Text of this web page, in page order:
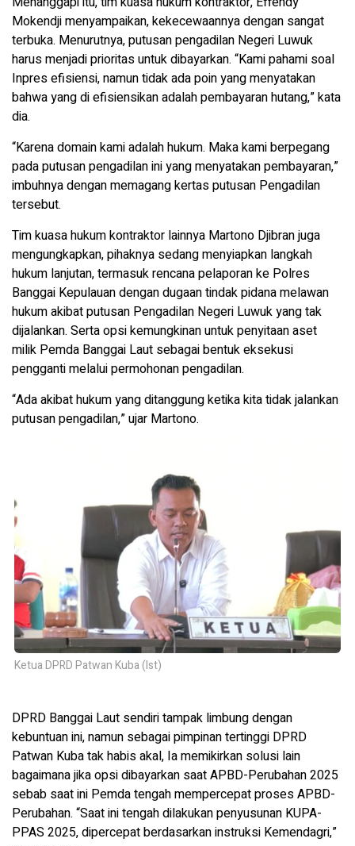
Mokendji menyampaikan, kekecewaannya dengan sangat
terbuka. Menurutnya, putusan pengadilan Negeri Luwuk
harus menjadi prioritas untuk dibayarkan. “Kami pahami soal
Inpres efisiensi, namun tidak ada poin yang menyatakan
bahwa yang di efisiensikan adalah pembayaran hutang,” kata
dia.
“Karena domain kami adalah hukum. Maka kami berpegang
pada putusan pengadilan ini yang menyatakan pembayaran,”
imbuhnya dengan memagang kertas putusan Pengadilan
tersebut.
Tim kuasa hukum kontraktor lainnya Martono Djibran juga
mengungkapkan, pihaknya sedang menyiapkan langkah
hukum lanjutan, termasuk rencana pelaporan ke Polres
Banggai Kepulauan dengan dugaan tindak pidana melawan
hukum akibat putusan Pengadilan Negeri Luwuk yang tak
dijalankan. Serta opsi kemungkinan untuk penyitaan aset
milik Pemda Banggai Laut sebagai bentuk eksekusi
pengganti melalui permohonan pengadilan.
“Ada akibat hukum yang ditanggung ketika kita tidak jalankan
putusan pengadilan,” ujar Martono.
Ketua DPRD Patwan Kuba (Ist)
DPRD Banggai Laut sendiri tampak limbung dengan
kebuntuan ini, namun sebagai pimpinan tertinggi DPRD
Patwan Kuba tak habis akal, Ia memikirkan solusi lain
bagaimana jika opsi dibayarkan saat APBD-Perubahan 2025
sebab saat ini Pemda tengah mempercepat proses APBD-
Perubahan. “Saat ini tengah dilakukan penyusunan KUPA-
PPAS 2025, dipercepat berdasarkan instruksi Kemendagri,”